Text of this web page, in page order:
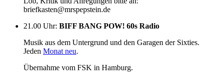
briefkasten@mrspepstein.de
21.00 Uhr: BIFF BANG POW! 60s Radio
Musik aus dem Untergrund und den Garagen der Sixties.
Jeden Monat neu.
Übernahme vom FSK in Hamburg.